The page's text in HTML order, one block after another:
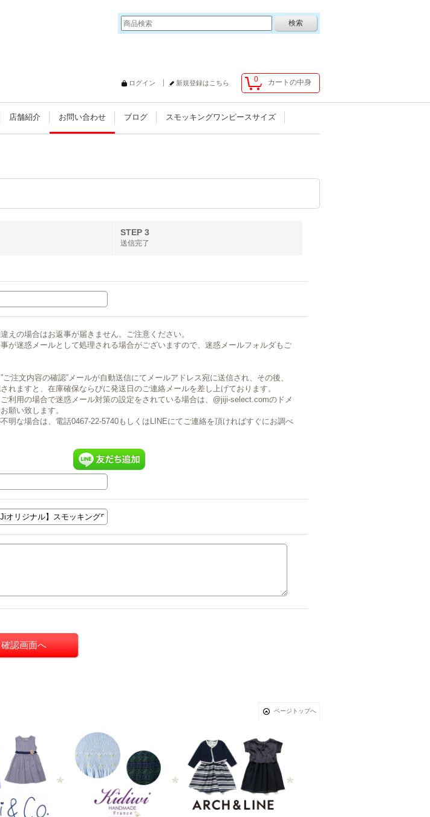
0 カートの中身
ログイン 新規登録はこちら
店舗紹介 お問い合わせ ブログ スモッキングワンピースサイズ
STEP 3
送信完了
えの場合はお返事が届きません。ご注意ください。
が迷惑メールとして処理される場合がございますので、迷惑メールフォルダもご
ご注文内容の確認”メールが自動送信にてメールアドレス宛に送信され、その後、
れますと、在庫確保ならびに発送日のご連絡メールを差し上げております。
利用の場合で迷惑メール対策の設定をされている場合は、@jiji-select.comのドメ
願い致します。
明な場合は、電話0467-22-5740もしくはLINEにてご連絡を頂ければすぐにお調べ
ページトップへ